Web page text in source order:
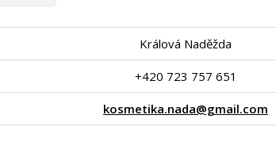
Králová Naděžda
+420 723 757 651
kosmetika.nada@gmail.com